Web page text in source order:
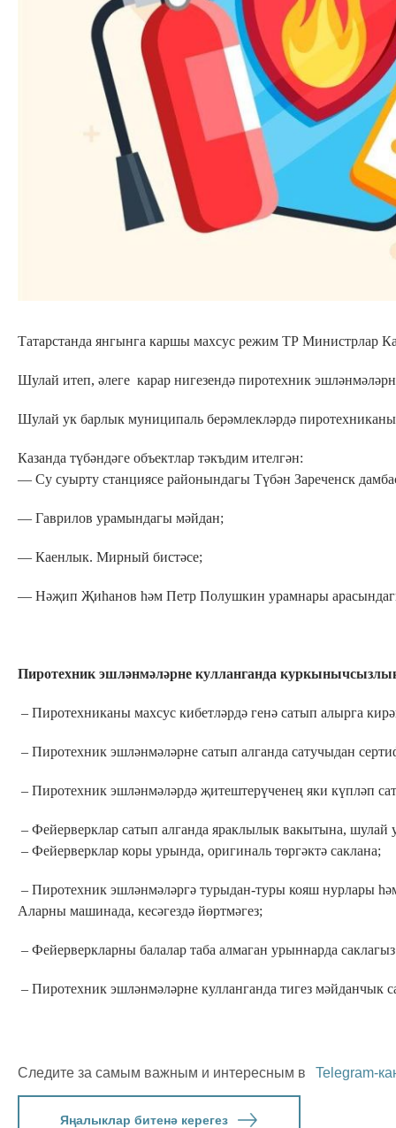
Татарстанда янгынга каршы махсус режим ТР Министрлар
Шулай итеп, әлеге карар нигезендә пиротехник
Шулай ук барлык муниципаль берәмлекләрдә
Казанда түбәндәге объектлар тәкъдим ителгән:
— Су суырту станциясе районындагы Түбән Зареченск
— Гаврилов урамындагы мәйдан;
— Каенлык. Мирный бистәсе;
— Нәҗип Җиһанов һәм Петр Полушкин урамнары
Пиротехник эшләнмәләрне кулланганда
– Пиротехниканы махсус кибетләрдә генә сатып алырга
– Пиротехник эшләнмәләрне сатып алганда сатучыдан
– Пиротехник эшләнмәләрдә җитештерүченең яки күпләп
– Фейерверклар сатып алганда яраклылык вакытына, шулай
– Фейерверклар коры урында, оригиналь төргәктә саклана;
– Пиротехник эшләнмәләргә турыдан-туры кояш нурлары
Аларны машинада, кесәгездә йөртмәгез;
– Фейерверкларны балалар таба алмаган урыннарда
– Пиротехник эшләнмәләрне кулланганда тигез мәйданчык
Следите за самым важным и интересным в Telegram-
Яңалыклар битенә керегез